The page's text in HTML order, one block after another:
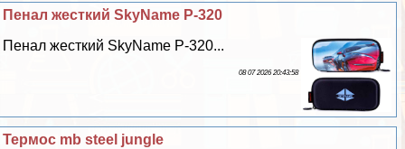
Пенал жесткий SkyName P-320
Пенал жесткий SkyName P-320...
08 07 2026 20:43:58
Термос mb steel jungle